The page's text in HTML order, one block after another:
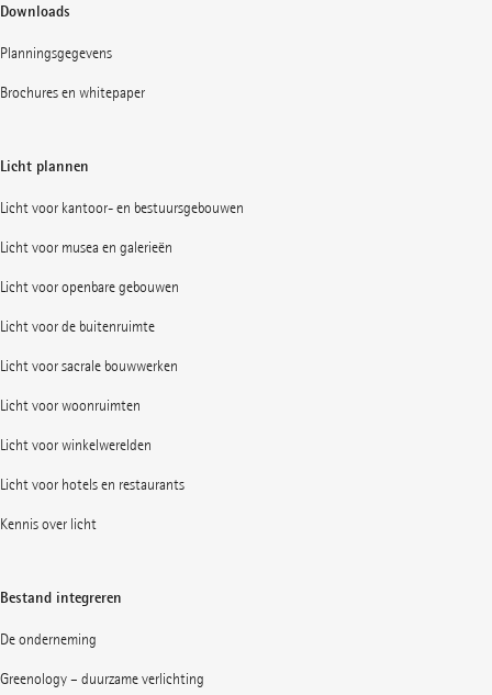
Downloads
Planningsgegevens
Brochures en whitepaper
Licht plannen
Licht voor kantoor- en bestuursgebouwen
Licht voor musea en galerieën
Licht voor openbare gebouwen
Licht voor de buitenruimte
Licht voor sacrale bouwwerken
Licht voor woonruimten
Licht voor winkelwerelden
Licht voor hotels en restaurants
Kennis over licht
Bestand integreren
De onderneming
Greenology – duurzame verlichting